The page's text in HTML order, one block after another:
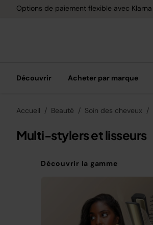
Options de paiement flexible avec Klarna
Découvrir Acheter par marque
Accueil Beauté Soin des cheveux
Multi-stylers et lisseurs
Découvrir la gamme